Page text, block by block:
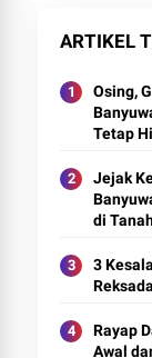
ARTIKEL
Osing,
Tetap
Jejak
di
3
Rayap
Awal